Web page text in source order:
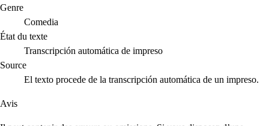
Genre
Comedia
État du texte
Transcripción automática de impreso
Source
El texto procede de la transcripción automática de un impreso.
Avis